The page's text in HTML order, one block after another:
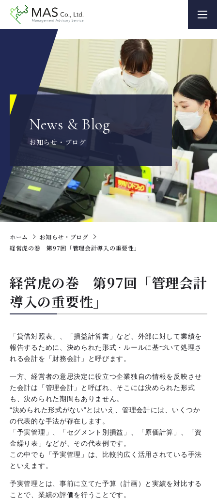
News & Blog
お知らせ・ブログ
ホーム
お知らせ・ブログ
経営虎の巻 第97回「管理会計導入の重要性」
経営虎の巻 第97回「管理会計
導入の重要性」
「貸借対照表」、「損益計算書」など、外部に対して業績を
報告するために、決められた形式・ルールに基づいて処理さ
れる会計を「財務会計」と呼びます。
一方、経営者の意思決定に役立つ企業独自の情報を反映させ
た会計は「管理会計」と呼ばれ、そこには決められた形式
も、決められた期間もありません。
“決められた形式がない”とはいえ、管理会計には、いくつか
の代表的な手法が存在します。
「予実管理」、「セグメント別損益」、「原価計算」、「資
金繰り表」などが、その代表例です。
この中でも「予実管理」は、比較的広く活用されている手法
といえます。
予実管理とは、事前に立てた予算（計画）と実績を対比する
ことで、業績の評価を行うことです。